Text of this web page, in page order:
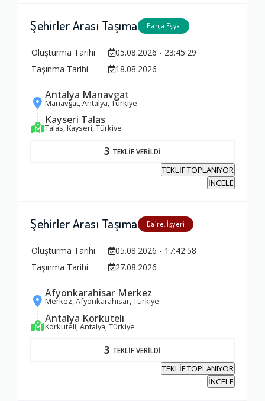
Şehirler Arası Taşıma Parça Eşya
Oluşturma Tarihi
05.08.2026 - 23:45:29
Taşınma Tarihi
18.08.2026
Antalya Manavgat
Manavgat, Antalya, Türkiye
Kayseri Talas
Talas, Kayseri, Türkiye
3 TEKLİF VERİLDİ
TEKLİF TOPLANIYOR
İNCELE
Şehirler Arası Taşıma Daire, İşyeri
Oluşturma Tarihi
05.08.2026 - 17:42:58
Taşınma Tarihi
27.08.2026
Afyonkarahisar Merkez
Merkez, Afyonkarahisar, Türkiye
Antalya Korkuteli
Korkuteli, Antalya, Türkiye
3 TEKLİF VERİLDİ
TEKLİF TOPLANIYOR
İNCELE